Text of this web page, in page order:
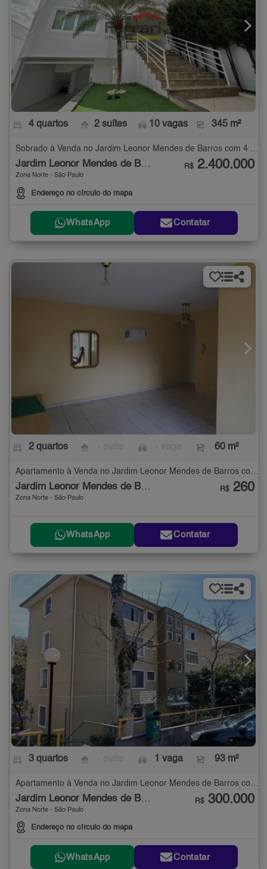
4 quartos 2 suítes 10 vagas 345 m²
Sobrado à Venda no Jardim Leonor Mendes de Barros com 4 quartos - 345 m²
Jardim Leonor Mendes de Barros
Zona Norte - São Paulo
Endereço no círculo do mapa
R$ 2.400.000
WhatsApp Contatar
2 quartos 60 m²
Jardim Leonor Mendes de Barros
Zona Norte - São Paulo
R$ 260
WhatsApp Contatar
3 quartos 1 vaga 93 m²
Apartamento à Venda no Jardim Leonor Mendes de Barros com 3 quartos - 93 m²
Jardim Leonor Mendes de Barros
Zona Norte - São Paulo
Endereço no círculo do mapa
R$ 300.000
WhatsApp Contatar